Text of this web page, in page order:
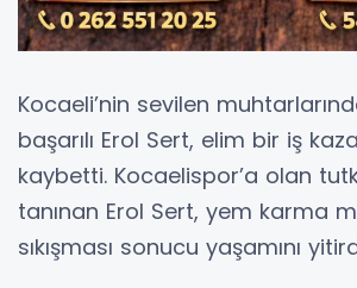
Kocaeli’nin sevilen
başarılı Erol Sert, elim bir iş
kaybetti. Kocaelispor’a olan
tanınan Erol Sert, yem karma
sıkışması sonucu yaşamını